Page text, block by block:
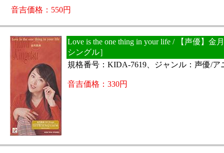
音吉価格：550円
Love is the one thing in your life / 【声優】金
シングル］
規格番号：KIDA-7619、ジャンル：声優/ア
音吉価格：330円